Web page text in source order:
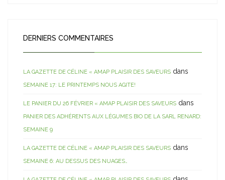
DERNIERS COMMENTAIRES
LA GAZETTE DE CÉLINE « AMAP PLAISIR DES SAVEURS dans
SEMAINE 17: LE PRINTEMPS NOUS AGITE!
LE PANIER DU 26 FÉVRIER « AMAP PLAISIR DES SAVEURS dans
PANIER DES ADHÉRENTS AUX LÉGUMES BIO DE LA SARL RENARD:
SEMAINE 9
LA GAZETTE DE CÉLINE « AMAP PLAISIR DES SAVEURS dans
SEMAINE 6: AU DESSUS DES NUAGES…